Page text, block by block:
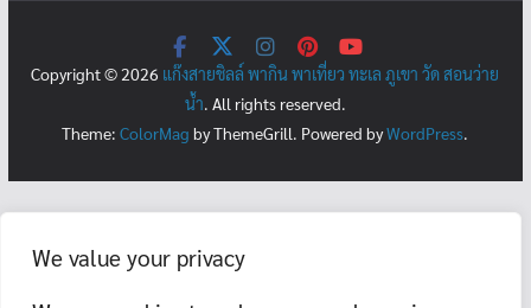
We value your privacy
Copyright © 2026 แก๊งสายชิลล์ พากิน พาเที่ยว ทะเล ภูเขา วัด สอนว่าย
น้ำ. All rights reserved.
Theme:ColorMag by ThemeGrill. Powered byWordPress.